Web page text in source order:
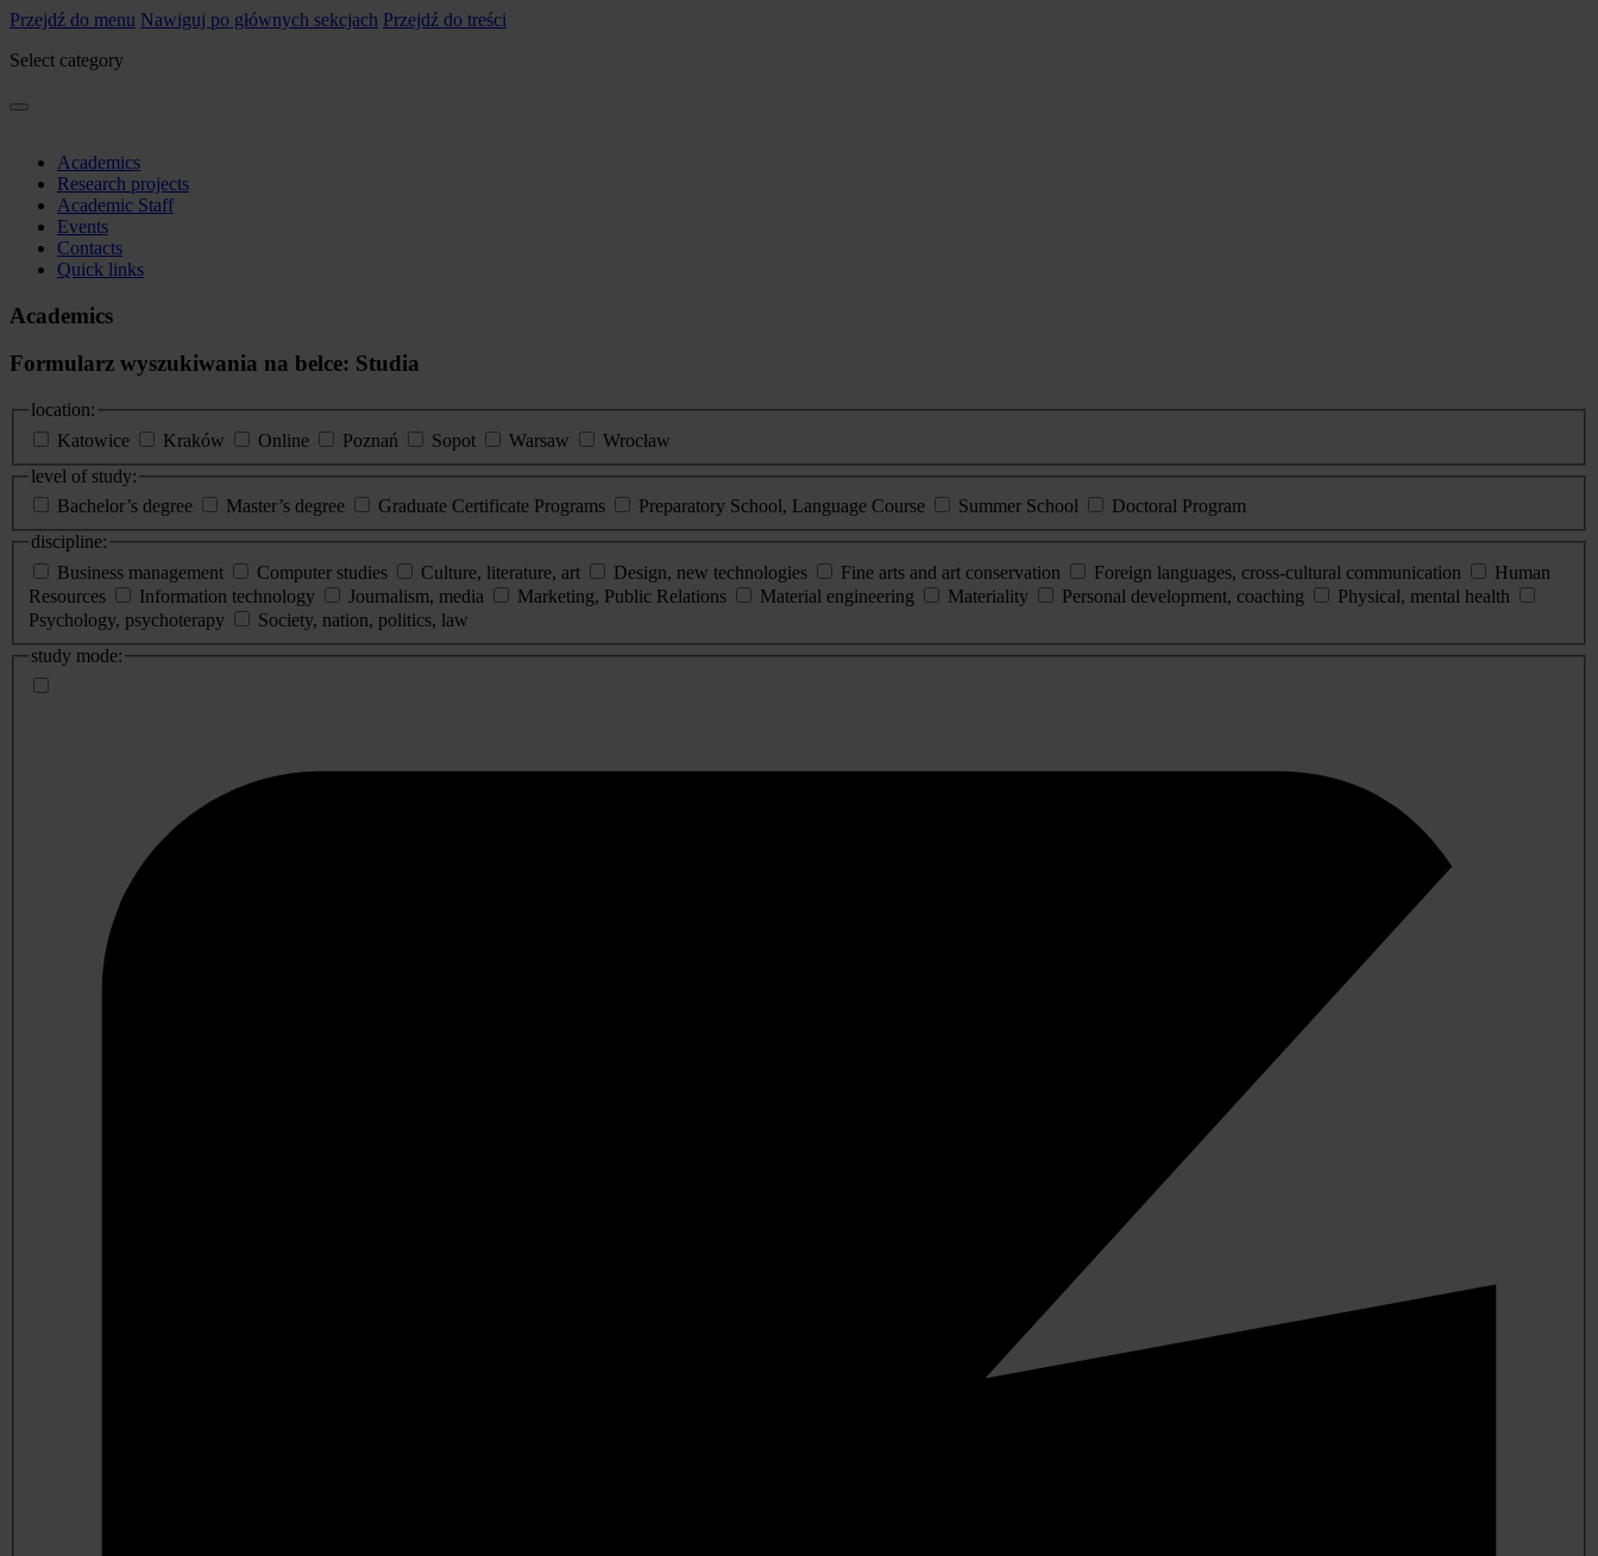
Przejdź do menu Nawiguj po głównych sekcjach Przejdź do treści
Select category
Academics
Research projects
Academic Staff
Events
Contacts
Quick links
Academics
Formularz wyszukiwania na belce: Studia
location:
Katowice
Kraków Online Poznań Sopot Warsaw
Wrocław
level of study:
Bachelor’s degree
Master’s degree Graduate Certificate Programs Preparatory School, Language Course Summer School
Doctoral Program
discipline:
Business management
Computer studies Culture, literature, art Design, new technologies Fine arts and art conservation Foreign languages, cross-cultural communication
Human
Resources
Information technology Journalism, media Marketing, Public Relations Material engineering Materiality Personal development, coaching
Physical, mental health
Psychology, psychoterapy
Society, nation, politics, law
study mode: